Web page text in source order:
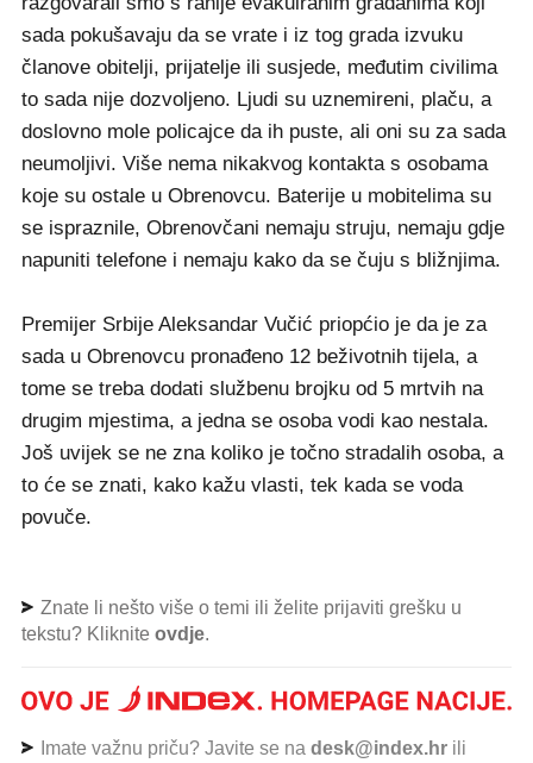
sada pokušavaju da se vrate i iz tog grada izvuku
članove obitelji, prijatelje ili susjede, međutim civilima
to sada nije dozvoljeno. Ljudi su uznemireni, plaču, a
doslovno mole policajce da ih puste, ali oni su za sada
neumoljivi. Više nema nikakvog kontakta s osobama
koje su ostale u Obrenovcu. Baterije u mobitelima su
se ispraznile, Obrenovčani nemaju struju, nemaju gdje
napuniti telefone i nemaju kako da se čuju s bližnjima.
Premijer Srbije Aleksandar Vučić priopćio je da je za
sada u Obrenovcu pronađeno 12 beživotnih tijela, a
tome se treba dodati službenu brojku od 5 mrtvih na
drugim mjestima, a jedna se osoba vodi kao nestala.
Još uvijek se ne zna koliko je točno stradalih osoba, a
to će se znati, kako kažu vlasti, tek kada se voda
povuče.
Znate li nešto više o temi ili želite prijaviti grešku u
tekstu? Kliknite ovdje.
Imate važnu priču? Javite se na desk@index.hr ili